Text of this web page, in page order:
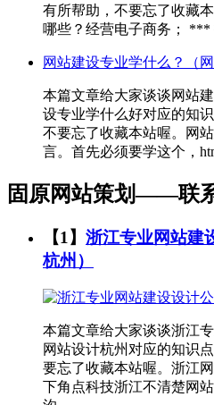
有所帮助，不要忘了收藏
哪些？经营电子商务；
网站建设专业学什么？（
本篇文章给大家谈谈网站
设专业学什么好对应的知
不要忘了收藏本站喔。网
言。首先必须要学这个，
固原网站策划——联
【1】 浙江专业网站建
杭州）
本篇文章给大家谈谈浙江
网站设计杭州对应的知识
要忘了收藏本站喔。浙江
下角点科技浙江不清楚网